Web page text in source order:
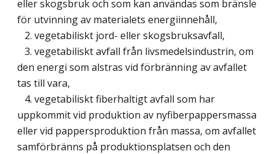
eller skogsbruk och som kan användas som bränsle
för utvinning av materialets energiinnehåll,
2. vegetabiliskt jord- eller skogsbruksavfall,
3. vegetabiliskt avfall från livsmedelsindustrin, om
den energi som alstras vid förbränning av avfallet
tas till vara,
4. vegetabiliskt fiberhaltigt avfall som har
uppkommit vid produktion av nyfiberpappersmassa
eller vid pappersproduktion från massa, om avfallet
samförbränns på produktionsplatsen och den